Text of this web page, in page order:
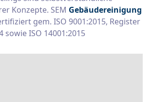
Konzepte. SEM Gebäudereinigung
gem. ISO 9001:2015, Register
sowie ISO 14001:2015